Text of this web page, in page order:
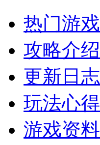
热门游戏
攻略介绍
更新日志
玩法心得
游戏资料